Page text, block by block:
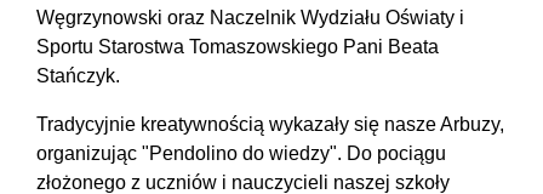
Węgrzynowski oraz Naczelnik Wydziału Oświaty i
Sportu Starostwa Tomaszowskiego Pani Beata
Stańczyk.
Tradycyjnie kreatywnością wykazały się nasze Arbuzy,
organizując "Pendolino do wiedzy". Do pociągu
złożonego z uczniów i nauczycieli naszej szkoły